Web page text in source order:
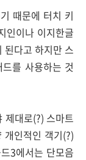
때문에 터치 키
인이나 이지한글
된다고 하지만 스
를 사용하는 것
제대로(?) 스마트
인적인 객기(?)
3에서는 단모음